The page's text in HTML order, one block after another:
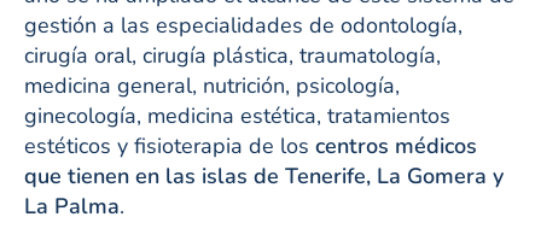
gestión a las especialidades de odontología,
cirugía oral, cirugía plástica, traumatología,
medicina general, nutrición, psicología,
ginecología, medicina estética, tratamientos
estéticos y fisioterapia de los centros médicos
que tienen en las islas de Tenerife, La Gomera y
La Palma.